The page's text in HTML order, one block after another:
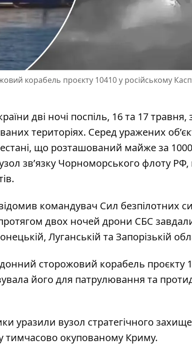
корабель проєкту 10410 у російському
дві ночі поспіль, 16 та 17 травня,
територіях. Серед уражених
що розташований майже за 1000
зв’язку Чорноморського флоту
командувач Сил безпілотних
двох ночей дрони СБС
Луганській та Запорізькій
сторожовий корабель проєкту
його для патрулювання та
уразили вузол стратегічного
окупованому Криму.